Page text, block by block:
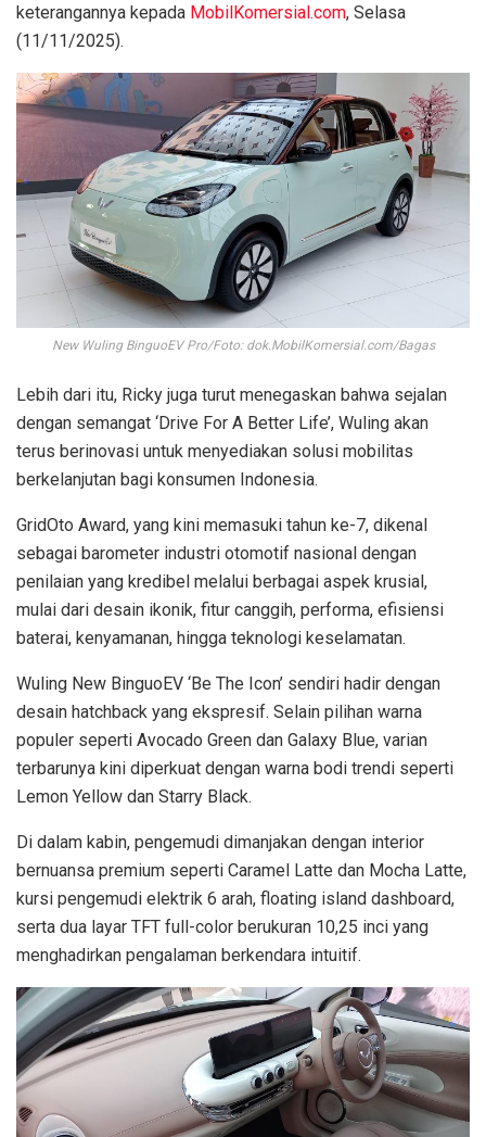
keterangannya kepada MobilKomersial.com, Selasa
(11/11/2025).
New Wuling BinguoEV Pro/Foto: dok.MobilKomersial.com/Bagas
Lebih dari itu, Ricky juga turut menegaskan bahwa sejalan
dengan semangat ‘Drive For A Better Life’, Wuling akan
terus berinovasi untuk menyediakan solusi mobilitas
berkelanjutan bagi konsumen Indonesia.
GridOto Award, yang kini memasuki tahun ke-7, dikenal
sebagai barometer industri otomotif nasional dengan
penilaian yang kredibel melalui berbagai aspek krusial,
mulai dari desain ikonik, fitur canggih, performa, efisiensi
baterai, kenyamanan, hingga teknologi keselamatan.
Wuling New BinguoEV ‘Be The Icon’ sendiri hadir dengan
desain hatchback yang ekspresif. Selain pilihan warna
populer seperti Avocado Green dan Galaxy Blue, varian
terbarunya kini diperkuat dengan warna bodi trendi seperti
Lemon Yellow dan Starry Black.
Di dalam kabin, pengemudi dimanjakan dengan interior
bernuansa premium seperti Caramel Latte dan Mocha Latte,
kursi pengemudi elektrik 6 arah, floating island dashboard,
serta dua layar TFT full-color berukuran 10,25 inci yang
menghadirkan pengalaman berkendara intuitif.